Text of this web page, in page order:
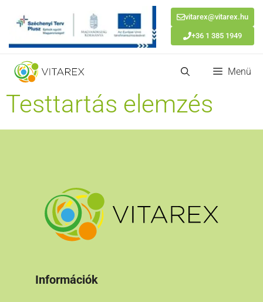
vitarex@vitarex.hu
+36 1 385 1949
Kilépés
tartalomba
Menü
Testtartás elemzés
Információk